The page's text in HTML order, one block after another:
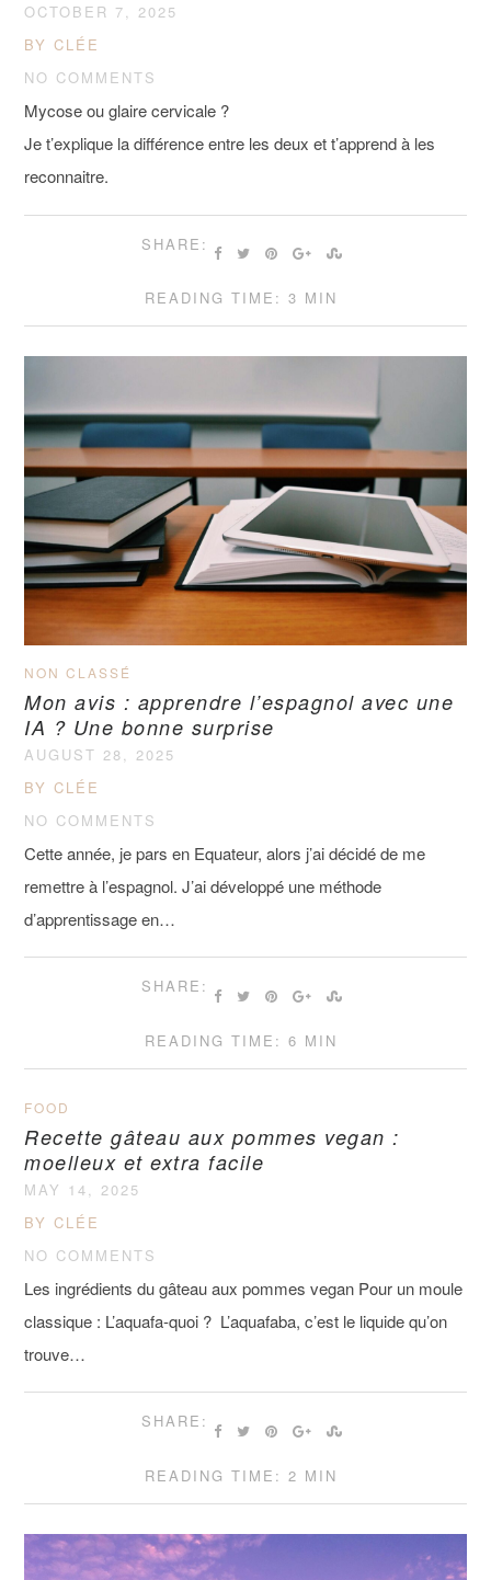
OCTOBER 7, 2025
BY CLÉE
NO COMMENTS
Mycose ou glaire cervicale ?
Je t’explique la différence entre les deux et t’apprend à les
reconnaitre.
SHARE:
READING TIME: 3 MIN
NON CLASSÉ
Mon avis : apprendre l’espagnol avec une
IA ? Une bonne surprise
AUGUST 28, 2025
BY CLÉE
NO COMMENTS
Cette année, je pars en Equateur, alors j’ai décidé de me
remettre à l’espagnol. J’ai développé une méthode
d’apprentissage en…
SHARE:
READING TIME: 6 MIN
FOOD
Recette gâteau aux pommes vegan :
moelleux et extra facile
MAY 14, 2025
BY CLÉE
NO COMMENTS
Les ingrédients du gâteau aux pommes vegan Pour un moule
classique : L’aquafa-quoi ? L’aquafaba, c’est le liquide qu’on
trouve…
SHARE:
READING TIME: 2 MIN